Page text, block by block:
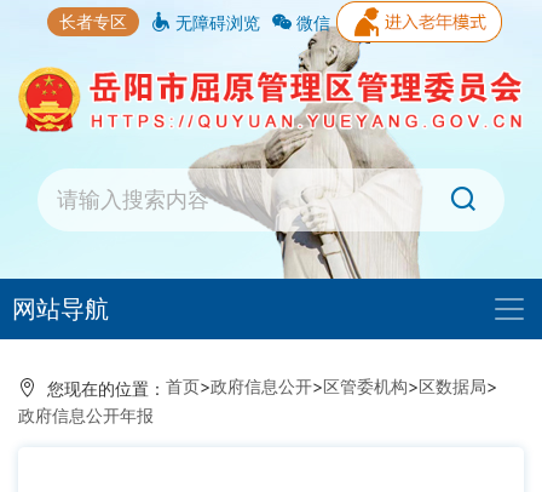
长者专区 无障碍浏览 微信
网站导航
您现在的位置： 首页>政府信息公开>区管委机构>区数据局>
政府信息公开年报